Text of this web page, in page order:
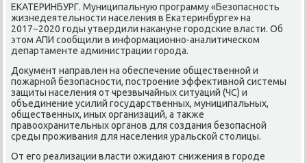
ЕКАТЕРИНБУРГ. Муниципальную программу «Безопасность
жизнедеятельности населения в Екатеринбурге» на
2017−2020 годы утвердили накануне городские власти. Об
этом АПИ сообщили в информационно-аналитическом
департаменте администрации города.
Документ направлен на обеспечение общественной и
пожарной безопасности, построение эффективной системы
защиты населения от чрезвычайных ситуаций (ЧС) и
объединение усилий государственных, муниципальных,
общественных, иных организаций, а также
правоохранительных органов для создания безопасной
среды проживания для населения уральской столицы.
От его реализации власти ожидают снижения в городе